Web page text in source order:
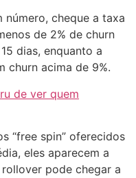
número, cheque a taxa
de 2% de churn
dias, enquanto a
churn acima de 9%.
de ver quem
“free spin” oferecidos
eles aparecem a
pode chegar a